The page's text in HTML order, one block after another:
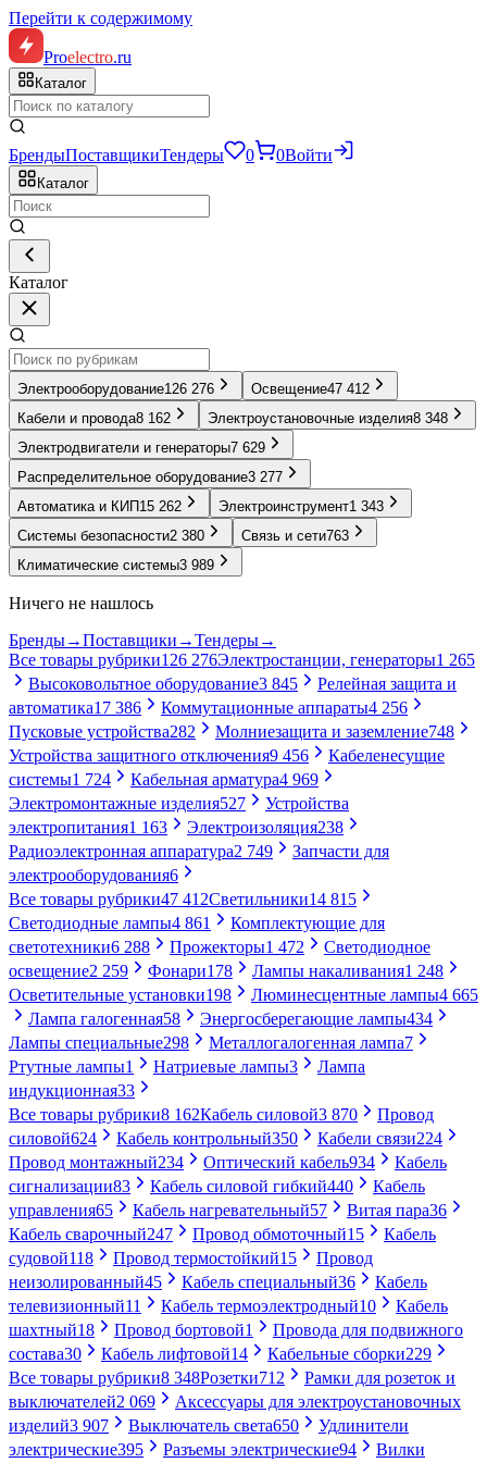
Перейти к содержимому
Proelectro.ru
Каталог
БрендыПоставщикиТендеры 0 0Войти
Каталог
Каталог
Электрооборудование126 276 Освещение47 412
Кабели и провода8 162 Электроустановочные изделия8 348
Электродвигатели и генераторы7 629
Распределительное оборудование3 277
Автоматика и КИП 15 262 Электроинструмент1 343
Системы безопасности2 380 Связь и сети763
Климатические системы3 989
Ничего не нашлось
Бренды→Поставщики →Тендеры→
Все товары рубрики126 276Электростанции, генераторы1 265
Высоковольтное оборудование3 845
Релейная защита и
автоматика17 386 Коммутационные аппараты4 256
Пусковые устройства282 Молниезащита и заземление748
Устройства защитного отключения9 456
Кабеленесущие
системы1 724 Кабельная арматура4 969
Электромонтажные изделия527
Устройства
электропитания1 163 Электроизоляция238
Радиоэлектронная аппаратура2 749
Запчасти для
электрооборудования6
Все товары рубрики47 412Светильники14 815
Светодиодные лампы4 861
Комплектующие для
светотехники6 288 Прожекторы1 472
Светодиодное
освещение2 259 Фонари178 Лампы накаливания1 248
Осветительные установки198 Люминесцентные лампы4 665
Лампа галогенная58 Энергосберегающие лампы434
Лампы специальные298 Металлогалогенная лампа7
Ртутные лампы1 Натриевые лампы3
Лампа
индукционная33
Все товары рубрики8 162Кабель силовой3 870
Провод
силовой624 Кабель контрольный350 Кабели связи224
Провод монтажный234 Оптический кабель934
Кабель
сигнализации83 Кабель силовой гибкий440
Кабель
управления65 Кабель нагревательный57 Витая пара36
Кабель сварочный247 Провод обмоточный15
Кабель
судовой118 Провод термостойкий15
Провод
неизолированный45 Кабель специальный36
Кабель
телевизионный11 Кабель термоэлектродный10
Кабель
шахтный18 Провод бортовой1
Провода для подвижного
состава30 Кабель лифтовой14 Кабельные сборки229
Все товары рубрики8 348Розетки712
Рамки для розеток и
выключателей2 069
Аксессуары для электроустановочных
изделий3 907 Выключатель света650
Удлинители
электрические395 Разъемы электрические94
Вилки